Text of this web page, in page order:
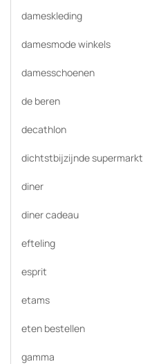
dameskleding
damesmode winkels
damesschoenen
de beren
decathlon
dichtstbijzijnde supermarkt
diner
diner cadeau
efteling
esprit
etams
eten bestellen
gamma